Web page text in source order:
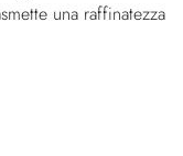
una raffinatezza